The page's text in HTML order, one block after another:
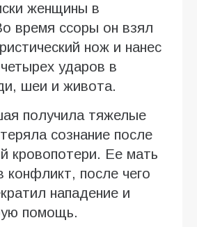
женщины в
время ссоры он взял
нож и нанес
ударов в
шеи и живота.
получила тяжелые
сознание после
кровопотери. Ее мать
конфликт, после чего
нападение и
помощь.